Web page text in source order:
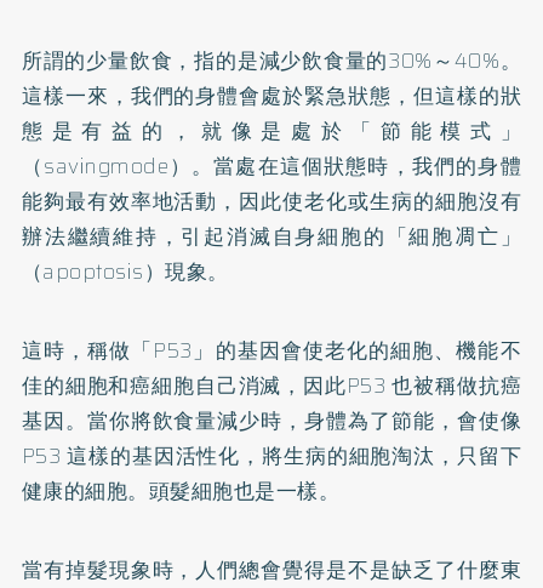
所謂的少量飲食，指的是減少飲食量的30%～40%。
這樣一來，我們的身體會處於緊急狀態，但這樣的狀
態是有益的，就像是處於「節能模式」
（savingmode）。當處在這個狀態時，我們的身體
能夠最有效率地活動，因此使老化或生病的細胞沒有
辦法繼續維持，引起消滅自身細胞的「細胞凋亡」
（apoptosis）現象。
這時，稱做「P53」的基因會使老化的細胞、機能不
佳的細胞和癌細胞自己消滅，因此P53 也被稱做抗癌
基因。當你將飲食量減少時，身體為了節能，會使像
P53 這樣的基因活性化，將生病的細胞淘汰，只留下
健康的細胞。頭髮細胞也是一樣。
當有掉髮現象時，人們總會覺得是不是缺乏了什麼東